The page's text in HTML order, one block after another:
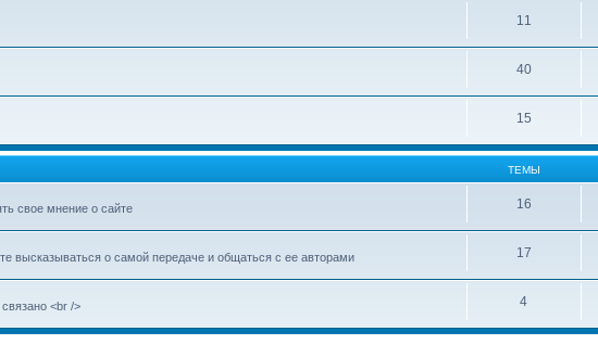
11
40
15
ТЕМЫ
свое мнение о сайте
16
высказываться о самой передаче и общаться с ее авторами
17
<br />
4